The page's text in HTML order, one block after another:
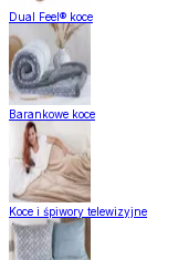
Dual Feel® koce
Barankowe koce
Koce i śpiwory telewizyjne